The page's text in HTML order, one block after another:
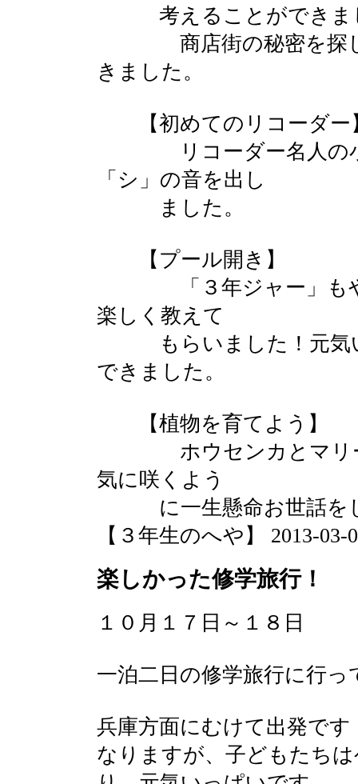
考えることができま
商店街の秘密を探し
きました。
【初めてのリコーダー
リコーダー名人の小
「シ」の音を出し
ました。
【プール開き】
「３年ジャー」もや
楽しく教えて
もらいました！元気い
できました。
【植物を育てよう】
ホウセンカとマリー
気に咲くよう
に一生懸命お世話を
【３年生のへや】 2013-03-
楽しかった修学旅行！
１０月１７日～１８日
一泊二日の修学旅行に行っ
兵庫方面にむけて出発で
なりますが、子どもたち